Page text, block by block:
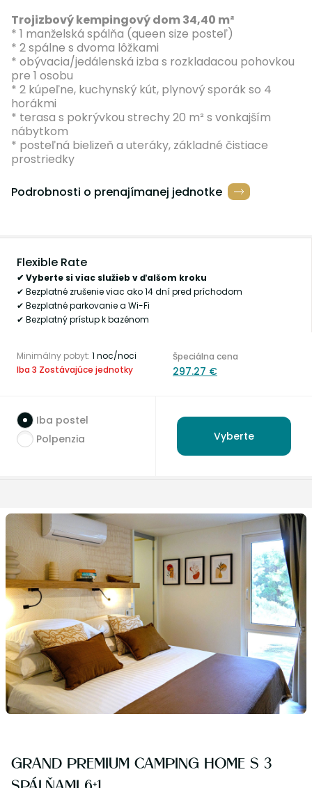
Trojizbový kempingový dom 34,40 m²
* 1 manželská spálňa (queen size posteľ)
* 2 spálne s dvoma lôžkami
* obývacia/jedálenská izba s rozkladacou pohovkou
pre 1 osobu
* 2 kúpeľne, kuchynský kút, plynový sporák so 4
horákmi
* terasa s pokrývkou strechy 20 m² s vonkajším
nábytkom
* posteľná bielizeň a uteráky, základné čistiace
prostriedky
Podrobnosti o prenajímanej jednotke
Flexible Rate
✔ Vyberte si viac služieb v ďalšom kroku
✔ Bezplatné zrušenie viac ako 14 dní pred príchodom
✔ Bezplatné parkovanie a Wi-Fi
✔ Bezplatný prístup k bazénom
Minimálny pobyt: 1 noc/noci
Iba 3 Zostávajúce jednotky
Špeciálna cena
297.27 €
Iba postel
Polpenzia
Vyberte
GRAND PREMIUM CAMPING HOME S 3